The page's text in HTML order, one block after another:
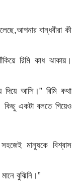
বান্ধবীরা কী
রিমি কাধ ঝাকায়।
আসি।” রিমি কথা
কিছু একটা বলতে গিয়েও
মানুষকে বিশ্বাস
বুঝিনি।”